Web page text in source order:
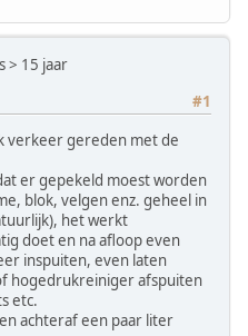
> 15 jaar
#1
verkeer gereden met de
er gepekeld moest worden
blok, velgen enz. geheel in
het werkt
doet en na afloop even
inspuiten, even laten
hogedrukreiniger afspuiten
etc.
achteraf een paar liter